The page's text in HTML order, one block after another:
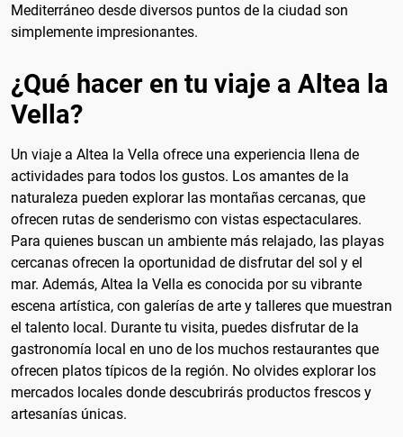
Mediterráneo desde diversos puntos de la ciudad son
simplemente impresionantes.
¿Qué hacer en tu viaje a Altea la
Vella?
Un viaje a Altea la Vella ofrece una experiencia llena de
actividades para todos los gustos. Los amantes de la
naturaleza pueden explorar las montañas cercanas, que
ofrecen rutas de senderismo con vistas espectaculares.
Para quienes buscan un ambiente más relajado, las playas
cercanas ofrecen la oportunidad de disfrutar del sol y el
mar. Además, Altea la Vella es conocida por su vibrante
escena artística, con galerías de arte y talleres que muestran
el talento local. Durante tu visita, puedes disfrutar de la
gastronomía local en uno de los muchos restaurantes que
ofrecen platos típicos de la región. No olvides explorar los
mercados locales donde descubrirás productos frescos y
artesanías únicas.